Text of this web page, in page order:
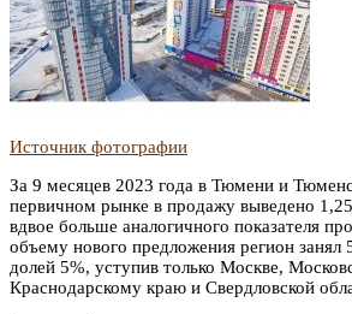
Источник фотографии
За 9 месяцев 2023 года в Тюмени и
первичном рынке в продажу выведено
вдвое больше аналогичного показателя
объему нового предложения регион занял
долей 5%, уступив только Москве,
Краснодарскому краю и Свердловской